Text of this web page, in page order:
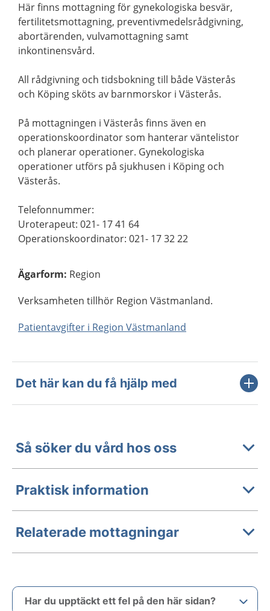
Här finns mottagning för gynekologiska besvär,
fertilitetsmottagning, preventivmedelsrådgivning,
abortärenden, vulvamottagning samt
inkontinensvård.
All rådgivning och tidsbokning till både Västerås
och Köping sköts av barnmorskor i Västerås.
På mottagningen i Västerås finns även en
operationskoordinator som hanterar väntelistor
och planerar operationer. Gynekologiska
operationer utförs på sjukhusen i Köping och
Västerås.
Telefonnummer:
Uroterapeut: 021- 17 41 64
Operationskoordinator: 021- 17 32 22
Ägarform: Region
Verksamheten tillhör Region Västmanland.
Patientavgifter i Region Västmanland
Det här kan du få hjälp med
Så söker du vård hos oss
Praktisk information
Relaterade mottagningar
Har du upptäckt ett fel på den här sidan?